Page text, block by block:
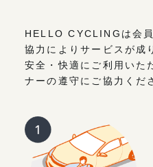
HELLO CYCLINGは会
協力によりサービスが成
安全・快適にご利用いた
ナーの遵守にご協力くだ